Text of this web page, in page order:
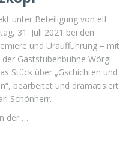
unter Beteiligung von elf
31. Juli 2021 bei den
und Uraufführung – mit
Gaststubenbühne Wörgl.
Stück über „Gschichten und
bearbeitet und dramatisiert
Schönherr.
der …